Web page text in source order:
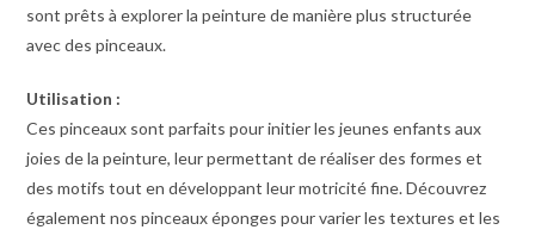
sont prêts à explorer la peinture de manière plus structurée
avec des pinceaux.
Utilisation :
Ces pinceaux sont parfaits pour initier les jeunes enfants aux
joies de la peinture, leur permettant de réaliser des formes et
des motifs tout en développant leur motricité fine. Découvrez
également nos pinceaux éponges pour varier les textures et les